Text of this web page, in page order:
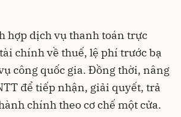
hợp dịch vụ thanh toán trực
chính về thuế, lệ phí trước bạ
công quốc gia. Đồng thời, nâng
để tiếp nhận, giải quyết, trả
chính theo cơ chế một cửa.